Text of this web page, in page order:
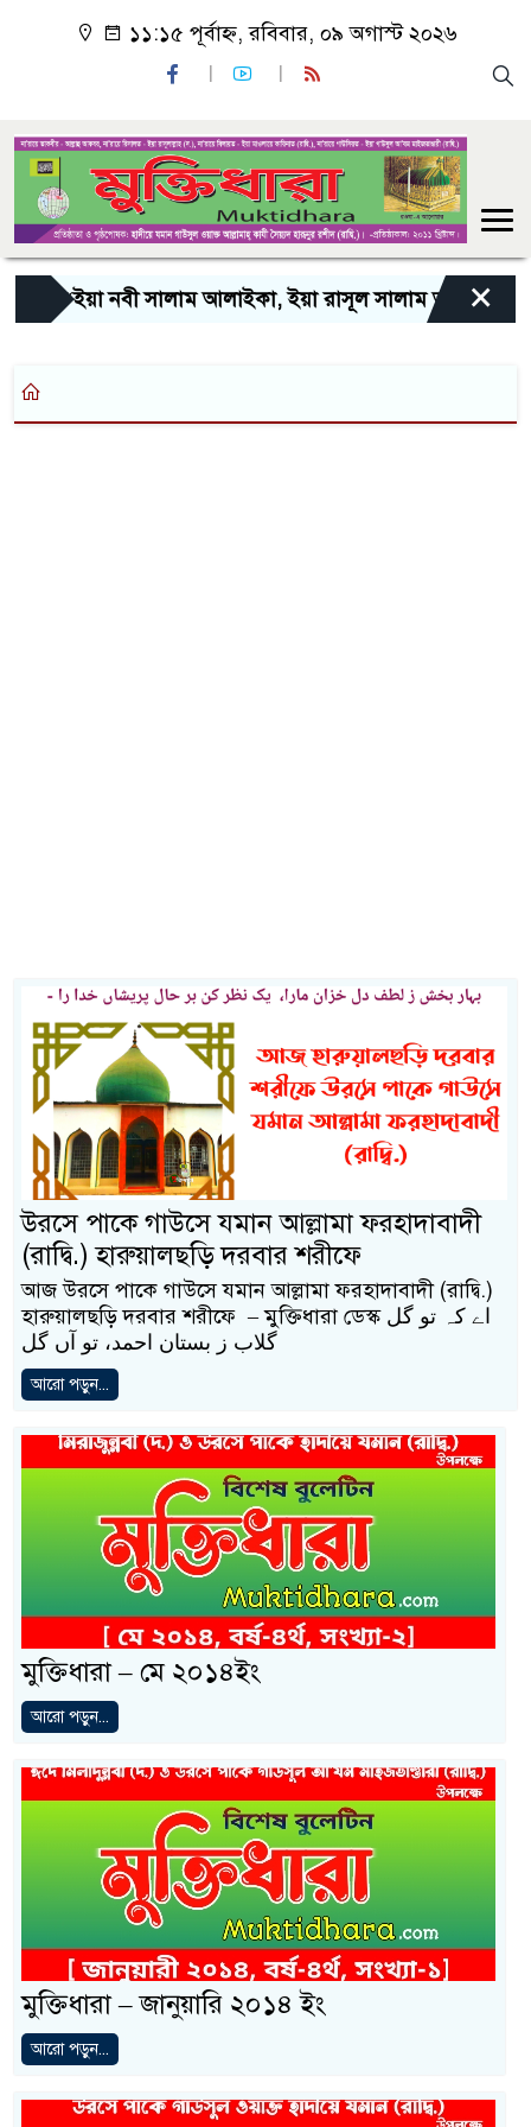
১১:১৫ পূর্বাহ্ন, রবিবার, ০৯ অগাস্ট ২০২৬
“ইয়া নবী সালাম আলাইকা, ইয়া রাসূল সালাম আলাইকা,
×
উরসে পাকে গাউসে যমান আল্লামা ফরহাদাবাদী
(রাদ্বি.) হারুয়ালছড়ি দরবার শরীফে
আজ উরসে পাকে গাউসে যমান আল্লামা ফরহাদাবাদী (রাদ্বি.)
হারুয়ালছড়ি দরবার শরীফে – মুক্তিধারা ডেস্ক اے کہ تو گل
گلاب ز بستان احمد، تو آں گل
আরো পড়ুন...
মুক্তিধারা – মে ২০১৪ইং
আরো পড়ুন...
মুক্তিধারা – জানুয়ারি ২০১৪ ইং
আরো পড়ুন...